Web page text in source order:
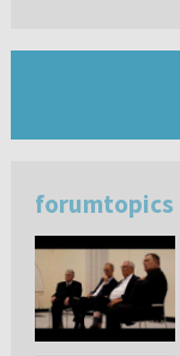
forumtopics